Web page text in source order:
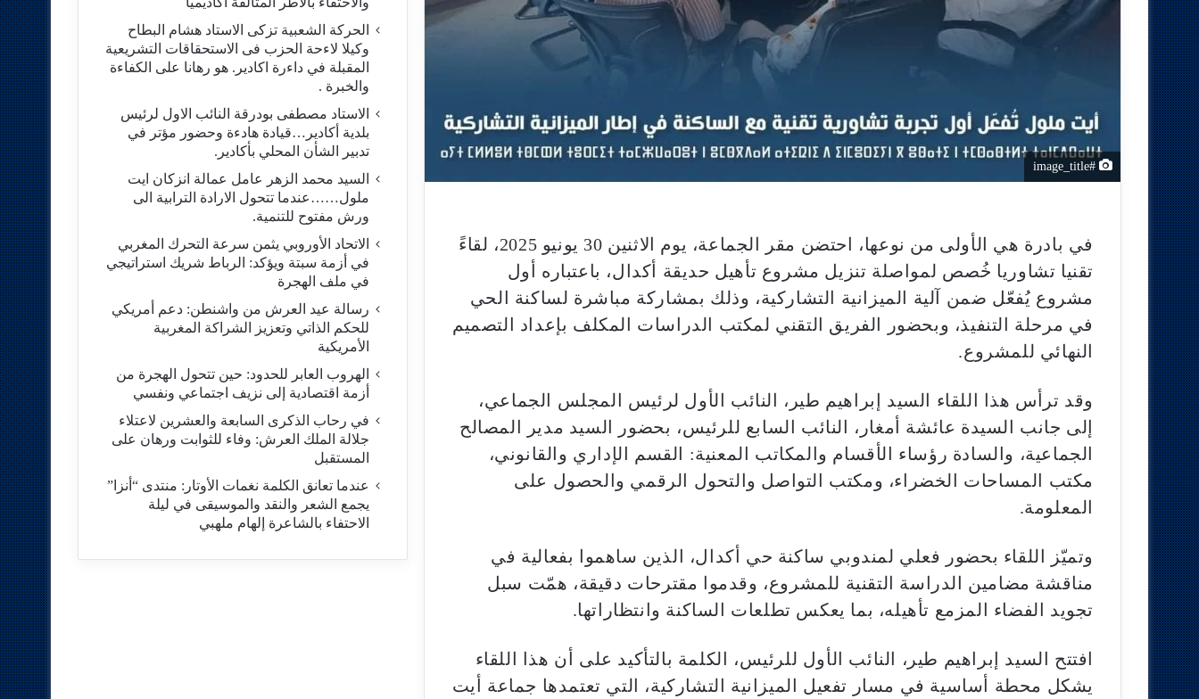
#image_title
في بادرة هي الأولى من نوعها، احتضن مقر الجماعة، يوم الاثنين 30 يونيو 2025، لقاءً
تقنيا تشاوريا خُصص لمواصلة تنزيل مشروع تأهيل حديقة أكدال، باعتباره أول
مشروع يُفعّل ضمن آلية الميزانية التشاركية، وذلك بمشاركة مباشرة لساكنة الحي
في مرحلة التنفيذ، وبحضور الفريق التقني لمكتب الدراسات المكلف بإعداد التصميم
النهائي للمشروع.
وقد ترأس هذا اللقاء السيد إبراهيم طير، النائب الأول لرئيس المجلس الجماعي،
إلى جانب السيدة عائشة أمغار، النائب السابع للرئيس، بحضور السيد مدير المصالح
الجماعية، والسادة رؤساء الأقسام والمكاتب المعنية: القسم الإداري والقانوني،
مكتب المساحات الخضراء، ومكتب التواصل والتحول الرقمي والحصول على
المعلومة.
وتميّز اللقاء بحضور فعلي لمندوبي ساكنة حي أكدال، الذين ساهموا بفعالية في
مناقشة مضامين الدراسة التقنية للمشروع، وقدموا مقترحات دقيقة، همّت سبل
تجويد الفضاء المزمع تأهيله، بما يعكس تطلعات الساكنة وانتظاراتها.
افتتح السيد إبراهيم طير، النائب الأول للرئيس، الكلمة بالتأكيد على أن هذا اللقاء
يشكل محطة أساسية في مسار تفعيل الميزانية التشاركية، التي تعتمدها جماعة أيت
الحركة الشعبية تزكى الاستاد هشام البطاح
وكيلا لاءحة الحزب فى الاستحقاقات التشريعية
المقبلة في داءرة اكادير. هو رهانا على الكفاءة
والخبرة .
الاستاد مصطفى بودرقة النائب الاول لرئيس
بلدية أكادير…قيادة هادءة وحضور مؤتر في
تدبير الشأن المحلي بأكادير.
السيد محمد الزهر عامل عمالة انزكان ايت
ملول……عندما تتحول الارادة الترابية الى
ورش مفتوح للتنمية.
الاتحاد الأوروبي يثمن سرعة التحرك المغربي
في أزمة سبتة ويؤكد: الرباط شريك استراتيجي
في ملف الهجرة
رسالة عيد العرش من واشنطن: دعم أمريكي
للحكم الذاتي وتعزيز الشراكة المغربية
الأمريكية
​الهروب العابر للحدود: حين تتحول الهجرة من
أزمة اقتصادية إلى نزيف اجتماعي ونفسي
في رحاب الذكرى السابعة والعشرين لاعتلاء
جلالة الملك العرش: وفاء للثوابت ورهان على
المستقبل
​عندما تعانق الكلمة نغمات الأوتار: منتدى “أنزا”
يجمع الشعر والنقد والموسيقى في ليلة
الاحتفاء بالشاعرة إلهام ملهبي